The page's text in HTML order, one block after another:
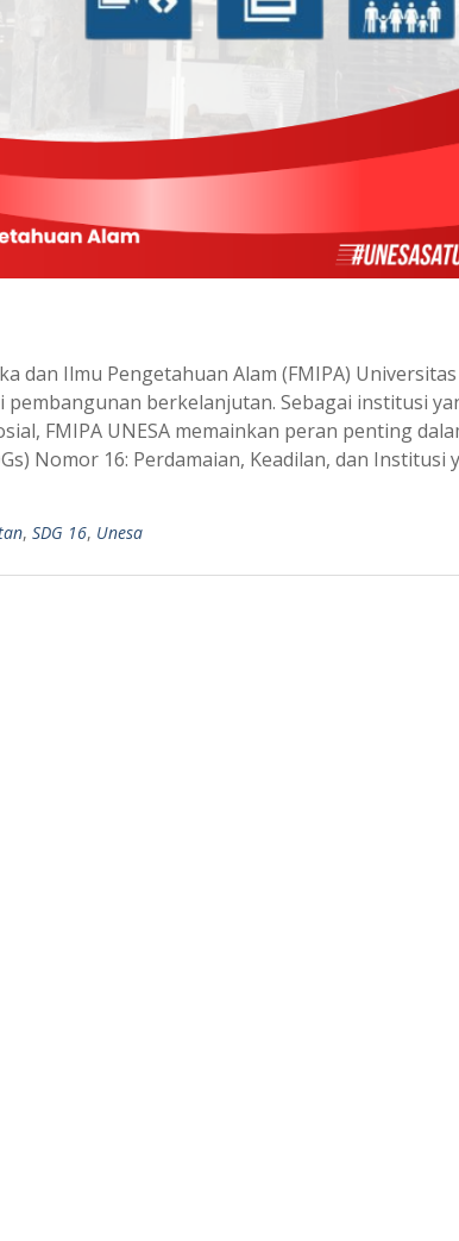
dan Ilmu Pengetahuan Alam (FMIPA)
pembangunan berkelanjutan. Sebagai institusi
FMIPA UNESA memainkan peran penting
Nomor 16: Perdamaian, Keadilan, dan Institusi
, SDG 16, Unesa